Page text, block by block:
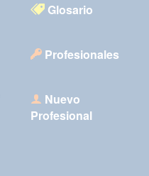
Glosario
Profesionales
Nuevo
Profesional